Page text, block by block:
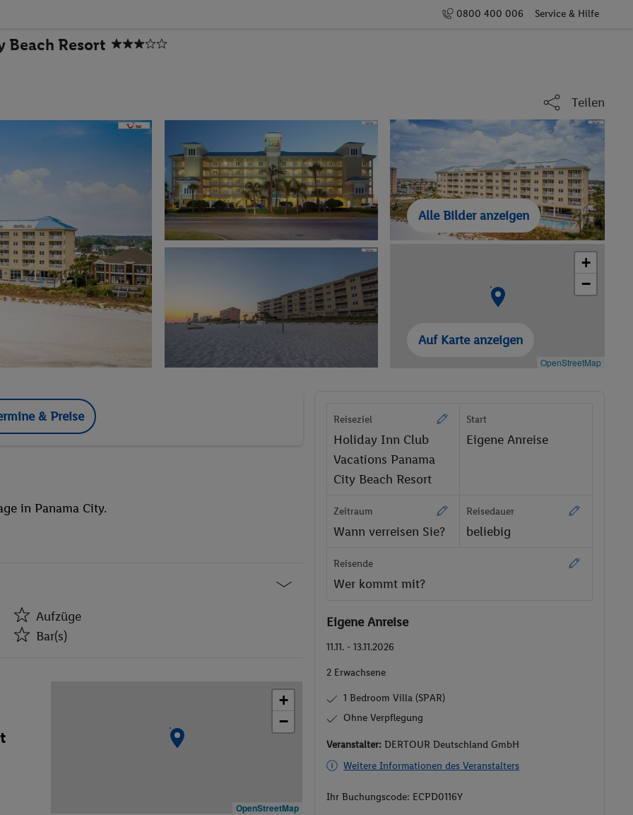
0800 400 006 Service & Hilfe
Beach Resort
Teilen
Alle Bilder anzeigen
+
−
OpenStreetMap
Auf Karte anzeigen
& Preise
in Panama City.
Aufzüge
Bar(s)
+
−
OpenStreetMap
Reiseziel
Holiday Inn Club
Vacations Panama
City Beach Resort
Start
Eigene Anreise
Zeitraum
Wann verreisen Sie?
Reisedauer
beliebig
Reisende
Wer kommt mit?
Eigene Anreise
11.11. - 13.11.2026
2 Erwachsene
1 Bedroom Villa (SPAR)
Ohne Verpflegung
Veranstalter:DERTOUR Deutschland GmbH
Weitere Informationen des Veranstalters
Ihr Buchungscode: ECPD0116Y